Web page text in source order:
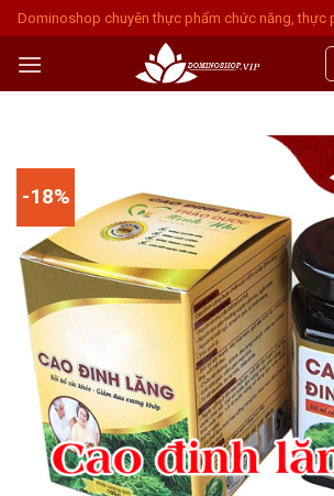
Skip
to
content
Dominoshop chuyên thực phẩm chức năng, thực
-18%